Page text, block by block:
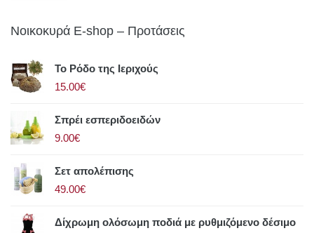
Νοικοκυρά E-shop – Προτάσεις
Το Ρόδο της Ιεριχούς
15.00€
Σπρέι εσπεριδοειδών
9.00€
Σετ απολέπισης
49.00€
Δίχρωμη ολόσωμη ποδιά με ρυθμιζόμενο δέσιμο